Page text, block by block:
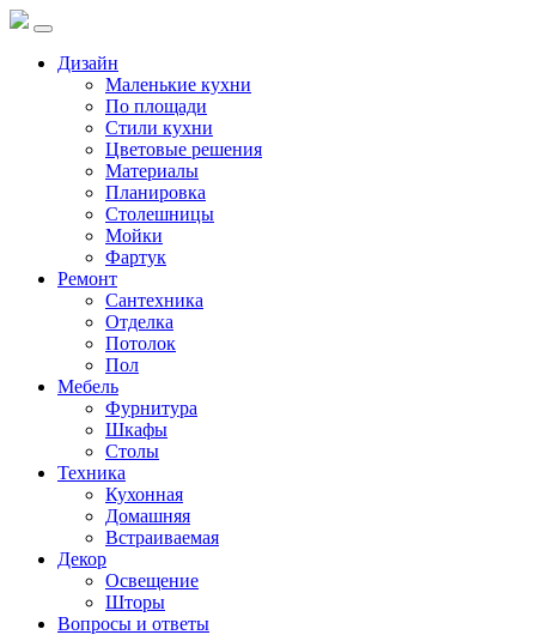
Дизайн
Маленькие кухни
По площади
Стили кухни
Цветовые решения
Материалы
Планировка
Столешницы
Мойки
Фартук
Ремонт
Сантехника
Отделка
Потолок
Пол
Мебель
Фурнитура
Шкафы
Столы
Техника
Кухонная
Домашняя
Встраиваемая
Декор
Освещение
Шторы
Вопросы и ответы